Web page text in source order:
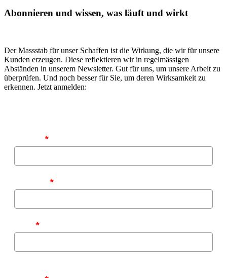
Abonnieren und wissen, was läuft und wirkt
Der Massstab für unser Schaffen ist die Wirkung, die wir für unsere
Kunden erzeugen. Diese reflektieren wir in regelmässigen
Abständen in unserem Newsletter. Gut für uns, um unsere Arbeit zu
überprüfen. Und noch besser für Sie, um deren Wirksamkeit zu
erkennen. Jetzt anmelden:
*
*
*